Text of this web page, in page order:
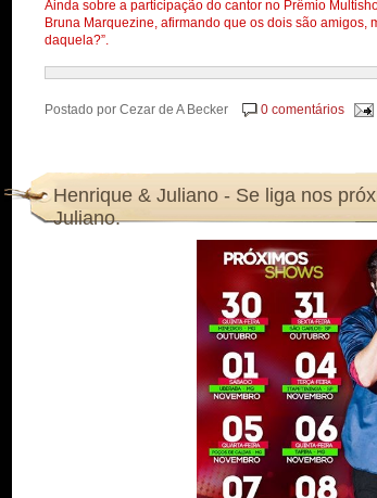
Ainda sobre a participação do cantor no Prêmio
Bruna Marquezine, afirmando que os dois são amigos,
daquela?”.
Postado por Cezar de A Becker 0 comentários
Henrique & Juliano - Se liga nos
Juliano.